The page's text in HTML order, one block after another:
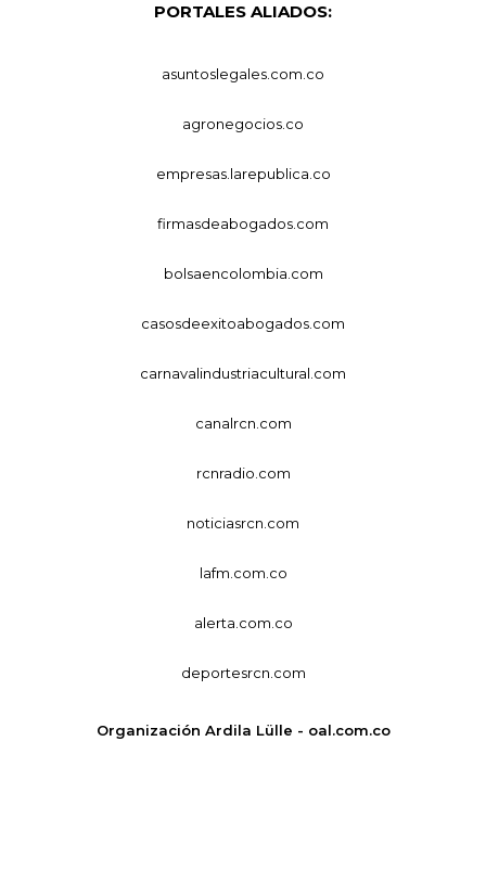
PORTALES ALIADOS:
asuntoslegales.com.co
agronegocios.co
empresas.larepublica.co
firmasdeabogados.com
bolsaencolombia.com
casosdeexitoabogados.com
carnavalindustriacultural.com
canalrcn.com
rcnradio.com
noticiasrcn.com
lafm.com.co
alerta.com.co
deportesrcn.com
Organización Ardila Lülle - oal.com.co